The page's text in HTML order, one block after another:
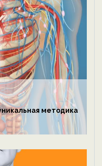
методика